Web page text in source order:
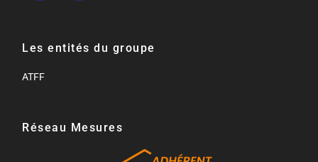
Les entités du groupe
ATFF
Réseau Mesures​